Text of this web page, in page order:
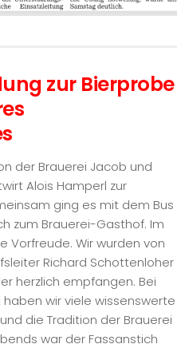
zur Bierprobe
der Brauerei Jacob und
Alois Hamperl zur
ging es mit dem Bus
zum Brauerei-Gasthof. Im
Vorfreude. Wir wurden von
Richard Schottenloher
herzlich empfangen. Bei
wir viele wissenswerte
die Tradition der Brauerei
war der Fassanstich